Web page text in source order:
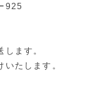
925
ます。
たします。